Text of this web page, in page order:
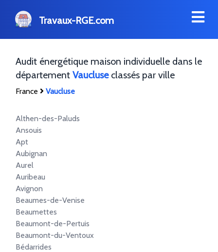
Travaux-RGE.com
Audit énergétique maison individuelle dans le
département Vaucluseclassés par ville
France Vaucluse
Althen-des-Paluds
Ansouis
Apt
Aubignan
Aurel
Auribeau
Avignon
Beaumes-de-Venise
Beaumettes
Beaumont-de-Pertuis
Beaumont-du-Ventoux
Bédarrides